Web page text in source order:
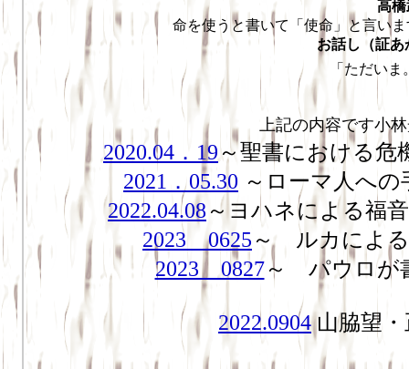
高橋武夫
命を使うと書いて「使命」と言いま
お話し（証あかし
「ただいま。」
上記の内容です小
2020.04．19～聖書における
2021．05.30 ～ローマ人へ
2022.04.08 ～ヨハネによる
2023 0625 ～ ルカによる
2023 0827～ パウロが
2022.0904山脇望・